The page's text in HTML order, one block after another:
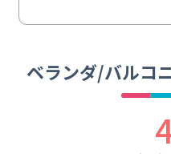
ベランダ/バルコ